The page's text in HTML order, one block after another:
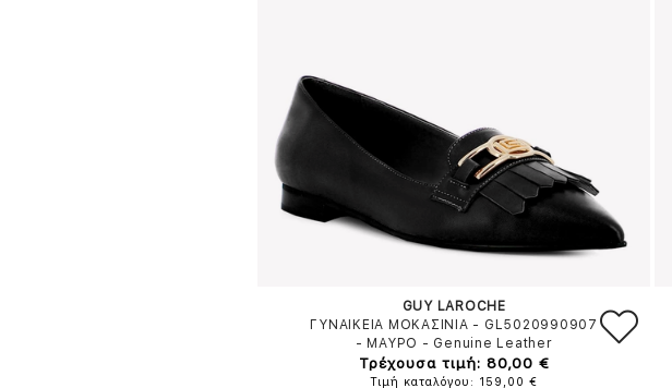
GUY LAROCHE
ΓΥΝΑΙΚΕΙΑ ΜΟΚΑΣΙΝΙΑ - GL5020990907
- ΜΑΥΡΟ - Genuine Leather
Τρέχουσα τιμή: 80,00 €
Τιμή καταλόγου: 159,00 €